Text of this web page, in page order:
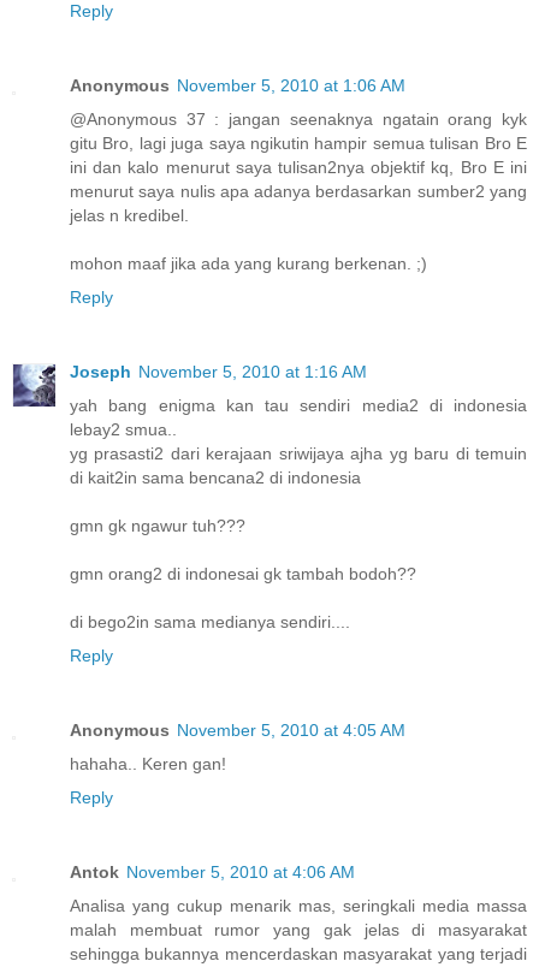
Reply
Anonymous November 5, 2010 at 1:06 AM
@Anonymous 37 : jangan seenaknya ngatain orang kyk
gitu Bro, lagi juga saya ngikutin hampir semua tulisan Bro E
ini dan kalo menurut saya tulisan2nya objektif kq, Bro E ini
menurut saya nulis apa adanya berdasarkan sumber2 yang
jelas n kredibel.
mohon maaf jika ada yang kurang berkenan. ;)
Reply
Joseph November 5, 2010 at 1:16 AM
yah bang enigma kan tau sendiri media2 di indonesia
lebay2 smua..
yg prasasti2 dari kerajaan sriwijaya ajha yg baru di temuin
di kait2in sama bencana2 di indonesia
gmn gk ngawur tuh???
gmn orang2 di indonesai gk tambah bodoh??
di bego2in sama medianya sendiri....
Reply
Anonymous November 5, 2010 at 4:05 AM
hahaha.. Keren gan!
Reply
Antok November 5, 2010 at 4:06 AM
Analisa yang cukup menarik mas, seringkali media massa
malah membuat rumor yang gak jelas di masyarakat
sehingga bukannya mencerdaskan masyarakat yang terjadi